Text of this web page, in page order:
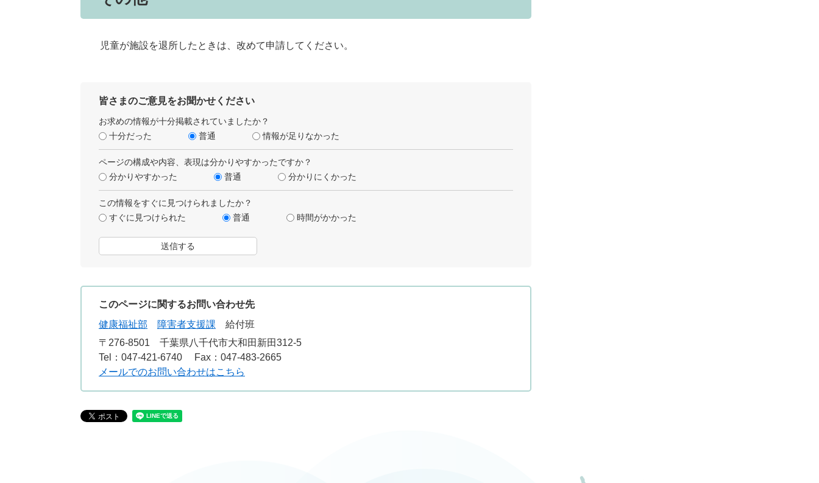
児童が施設を退所したときは、改めて申請してください。
皆さまのご意見をお聞かせください
お求めの情報が十分掲載されていましたか？
十分だった
普通 情報が足りなかった
ページの構成や内容、表現は分かりやすかったですか？
分かりやすかった
普通 分かりにくかった
この情報をすぐに見つけられましたか？
すぐに見つけられた
普通 時間がかかった
このページに関するお問い合わせ先
健康福祉部
障害者支援課
給付班
〒276-8501
千葉県八千代市大和田新田312-5
Tel：047-421-6740
Fax：047-483-2665
メールでのお問い合わせはこちら